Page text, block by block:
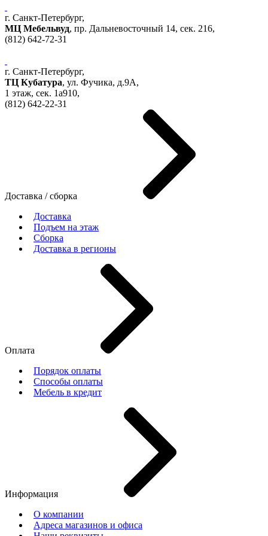
г. Санкт-Петербург,
МЦ Мебельвуд, пр. Дальневосточный 14, сек. 216,
(812) 642-72-31
г. Санкт-Петербург,
ТЦ Кубатура, ул. Фучика, д.9А,
1 этаж, сек. 1a910,
(812) 642-22-31
Доставка / сборка
Доставка
Подъем на этаж
Сборка
Доставка в регионы
Оплата
Порядок оплаты
Способы оплаты
Мебель в кредит
Информация
О компании
Адреса магазинов и офиса